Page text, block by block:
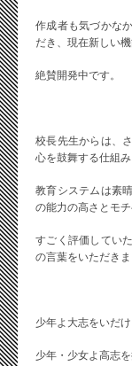
作成者も気づかな
だき、現在新しい
絶賛開発中です。
校長先生からは、
心を鼓舞する仕組
教育システムは素
の能力の高さとモ
すごく評価してい
の言葉をいただきま
少年よ大志をいだ
少年・少女よ高志を